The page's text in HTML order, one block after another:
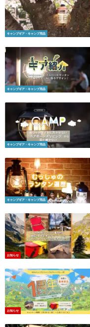
キャンプギア・キャンプ用品
キャンプギア・キャンプ用品
キャンプギア・キャンプ用品
キャンプギア・キャンプ用品
お知らせ
お知らせ